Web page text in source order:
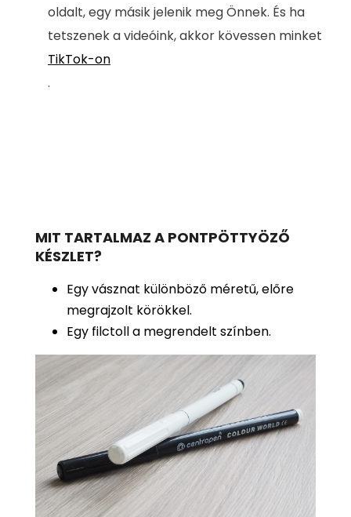
oldalt, egy másik jelenik meg Önnek. És ha
tetszenek a videóink, akkor kövessen minket
TikTok-on
.
MIT TARTALMAZ A PONTPÖTTYÖZŐ
KÉSZLET?
Egy vásznat különböző méretű, előre
megrajzolt körökkel.
Egy filctoll a megrendelt színben.